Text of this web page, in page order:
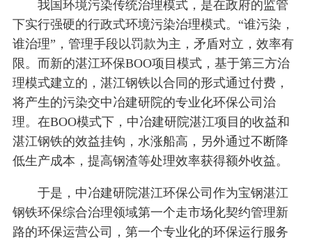
我国环境污染传统治理模式，是在政府的监管
下实行强硬的行政式环境污染治理模式。“谁污染，
谁治理”，管理手段以罚款为主，矛盾对立，效率有
限。而新的湛江环保BOO项目模式，基于第三方治
理模式建立的，湛江钢铁以合同的形式通过付费，
将产生的污染交中冶建研院的专业化环保公司治
理。在BOO模式下，中冶建研院湛江项目的收益和
湛江钢铁的效益挂钩，水涨船高，另外通过不断降
低生产成本，提高钢渣等处理效率获得额外收益。
于是，中冶建研院湛江环保公司作为宝钢湛江
钢铁环保综合治理领域第一个走市场化契约管理新
路的环保运营公司，第一个专业化的环保运行服务